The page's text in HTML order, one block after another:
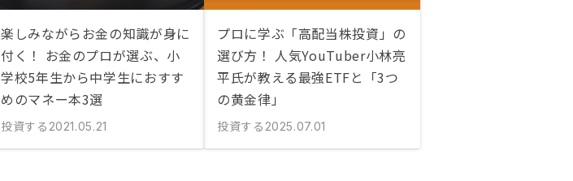
楽しみながらお金の知識が身に
付く！ お金のプロが選ぶ、小
学校5年生から中学生におすす
めのマネー本3選
投資する 2021.05.21
プロに学ぶ「高配当株投資」の
選び方！ 人気YouTuber小林亮
平氏が教える最強ETFと「3つ
の黄金律」
投資する 2025.07.01